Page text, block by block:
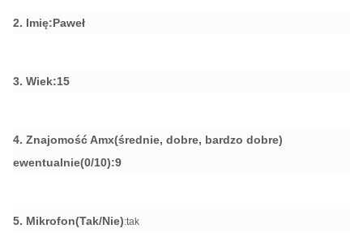
2. Imię:Paweł
3. Wiek:15
4. Znajomość Amx(średnie, dobre, bardzo dobre)
ewentualnie(0/10):9
5. Mikrofon(Tak/Nie):tak